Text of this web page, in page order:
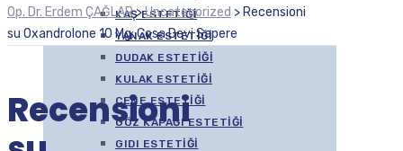
KAŞ ESTETIĞI
YANAK ESTETIĞI
DUDAK ESTETIĞI
KULAK ESTETIĞI
ÇENE ESTETIĞI
GÖZ KAPAĞI ESTETIĞI
GIDI ESTETIĞI
Op. Dr. Erdem ÇAĞLAR>Uncategorized > Recensioni
su Oxandrolone 10 Mg: Cosa Devi Sapere
Recensioni